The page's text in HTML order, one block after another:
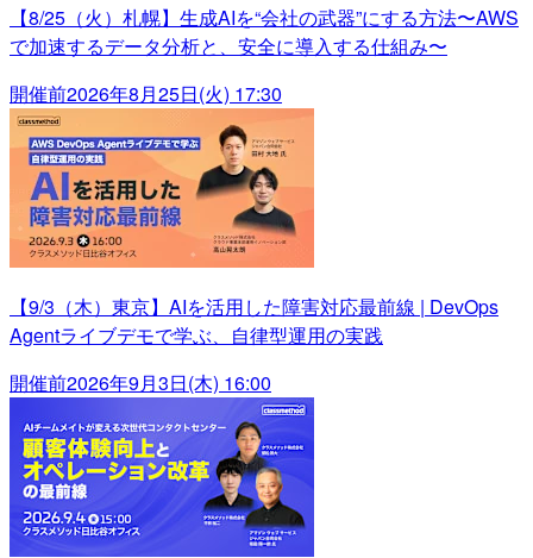
【8/25（火）札幌】生成AIを“会社の武器”にする方法〜AWS
で加速するデータ分析と、安全に導入する仕組み〜
開催前2026年8月25日(火) 17:30
【9/3（木）東京】AIを活用した障害対応最前線 | DevOps
Agentライブデモで学ぶ、自律型運用の実践
開催前2026年9月3日(木) 16:00